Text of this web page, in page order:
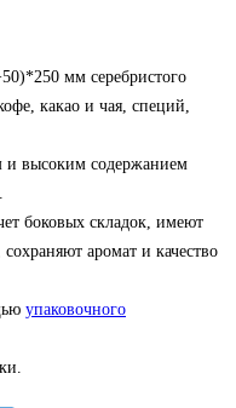
мм серебристого
какао и чая, специй,
и высоким содержанием
боковых складок, имеют
аромат и качество
упаковочного